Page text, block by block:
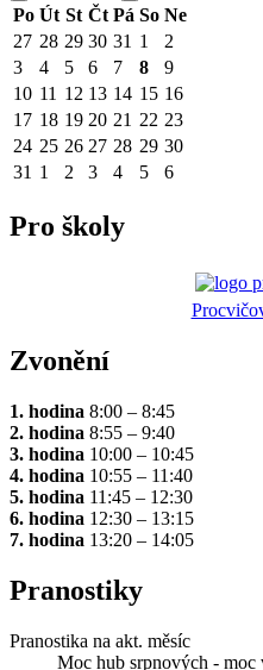
Po Út St Čt Pá So Ne
27 28 29 30 31 1
2
3
4 5 6 7 8
9
10 11 12 13 14 15 16
17 18 19 20 21 22 23
24 25 26 27 28 29 30
31 1 2 3 4 5 6
Pro školy
Zvonění
1. hodina 8:00 – 8:45
2. hodina 8:55 – 9:40
3. hodina 10:00 – 10:45
4. hodina 10:55 – 11:40
5. hodina 11:45 – 12:30
6. hodina 12:30 – 13:15
7. hodina 13:20 – 14:05
Pranostiky
Pranostika na akt. měsíc
Moc hub srpnových - moc